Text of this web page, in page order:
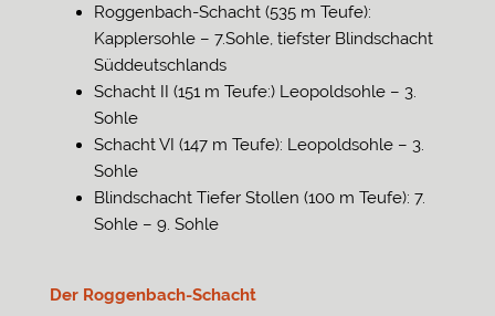
Roggenbach-Schacht (535 m Teufe):
Kapplersohle – 7.Sohle, tiefster Blindschacht
Süddeutschlands
Schacht II (151 m Teufe:) Leopoldsohle – 3.
Sohle
Schacht VI (147 m Teufe): Leopoldsohle – 3.
Sohle
Blindschacht Tiefer Stollen (100 m Teufe): 7.
Sohle – 9. Sohle
Der Roggenbach-Schacht